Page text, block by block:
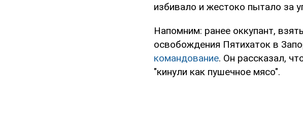
избивало и жестоко пытало за
Напомним: ранее оккупант,
освобождения Пятихаток в
командование. Он рассказал,
"кинули как пушечное мясо".